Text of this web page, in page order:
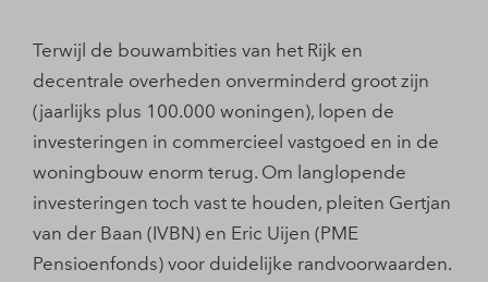
Terwijl de bouwambities van het Rijk en
decentrale overheden onverminderd groot zijn
(jaarlijks plus 100.000 woningen), lopen de
investeringen in commercieel vastgoed en in de
woningbouw enorm terug. Om langlopende
investeringen toch vast te houden, pleiten Gertjan
van der Baan (IVBN) en Eric Uijen (PME
Pensioenfonds) voor duidelijke randvoorwaarden.